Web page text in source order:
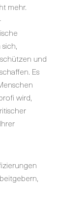
mehr.
und
Es
wird,